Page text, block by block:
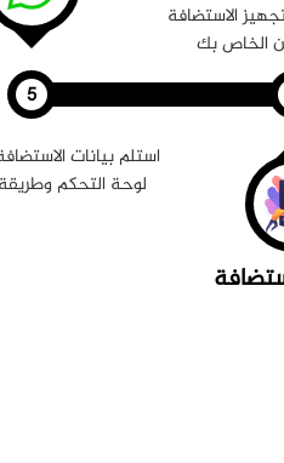
الاستضافة
الخاص بك
استلم بيانات
لوحة التحكم